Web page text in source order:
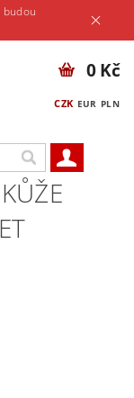
budou
CZK EUR PLN
0 Kč